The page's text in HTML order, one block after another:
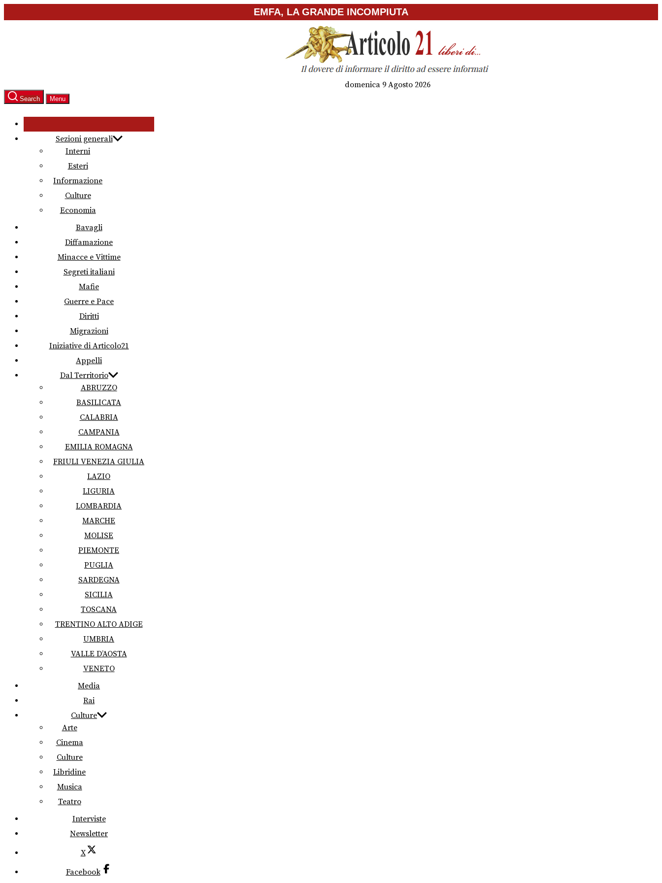
to
EMFA, LA GRANDE INCOMPIUTA
domenica 9 Agosto 2026
Search Menu
Sezioni generali
Interni
Esteri
Informazione
Culture
Economia
Bavagli
Diffamazione
Minacce e Vittime
Segreti italiani
Mafie
Guerre e Pace
Diritti
Migrazioni
Iniziative di Articolo21
Appelli
Dal Territorio
ABRUZZO
BASILICATA
CALABRIA
CAMPANIA
EMILIA ROMAGNA
FRIULI VENEZIA GIULIA
LAZIO
LIGURIA
LOMBARDIA
MARCHE
MOLISE
PIEMONTE
PUGLIA
SARDEGNA
SICILIA
TOSCANA
TRENTINO ALTO ADIGE
UMBRIA
VALLE D’AOSTA
VENETO
Media
Rai
Culture
Arte
Cinema
Culture
Libridine
Musica
Teatro
Interviste
Newsletter
X
Facebook